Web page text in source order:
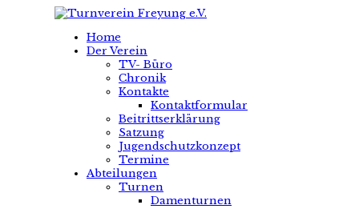
Home
Der Verein
TV- Büro
Chronik
Kontakte
Kontaktformular
Beitrittserklärung
Satzung
Jugendschutzkonzept
Termine
Abteilungen
Turnen
Damenturnen